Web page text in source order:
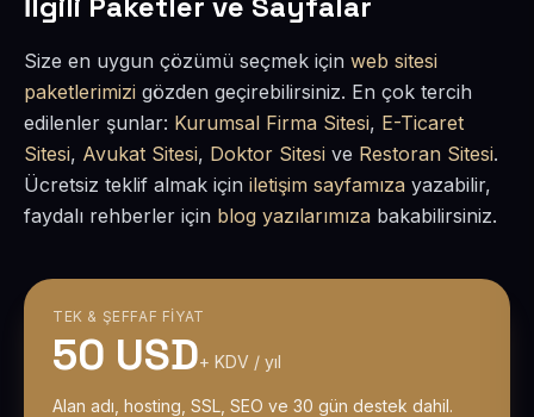
Size en uygun çözümü seçmek için web sitesi
paketlerimizi gözden geçirebilirsiniz. En çok tercih
edilenler şunlar: Kurumsal Firma Sitesi, E-Ticaret
Sitesi, Avukat Sitesi, Doktor Sitesi ve Restoran Sitesi.
Ücretsiz teklif almak için iletişim sayfamıza yazabilir,
faydalı rehberler için blog yazılarımıza bakabilirsiniz.
TEK & ŞEFFAF FIYAT
50 USD+ KDV / yıl
Alan adı, hosting, SSL, SEO ve 30 gün destek dahil.